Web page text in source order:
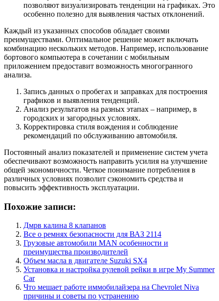
позволяют визуализировать тенденции на графиках. Это
особенно полезно для выявления частых отклонений.
Каждый из указанных способов обладает своими
преимуществами. Оптимальное решение может включать
комбинацию нескольких методов. Например, использование
бортового компьютера в сочетании с мобильным
приложением предоставит возможность многогранного
анализа.
Запись данных о пробегах и заправках для построения
графиков и выявления тенденций.
Анализ результатов на разных этапах – например, в
городских и загородных условиях.
Корректировка стиля вождения и соблюдение
рекомендаций по обслуживанию автомобиля.
Постоянный анализ показателей и применение систем учета
обеспечивают возможность направить усилия на улучшение
общей экономичности. Четкое понимание потребления в
различных условиях позволит сэкономить средства и
повысить эффективность эксплуатации.
Похожие записи:
Дмрв калина 8 клапанов
Все о ремнях безопасности для ВАЗ 2114
Грузовые автомобили MAN особенности и
преимущества производителей
Объем масла в двигателе Suzuki SX4
Установка и настройка рулевой рейки в игре My Summer
Car
Что мешает работе иммобилайзера на Chevrolet Niva
причины и советы по устранению